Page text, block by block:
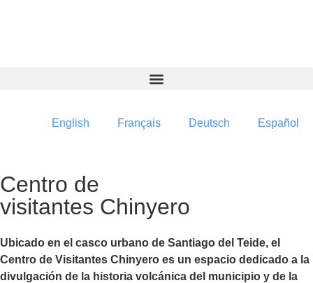
English Français Deutsch Español
Centro de
visitantes Chinyero
Ubicado en el casco urbano de Santiago del Teide, el
Centro de Visitantes Chinyero es un espacio dedicado a la
divulgación de la historia volcánica del municipio y de la